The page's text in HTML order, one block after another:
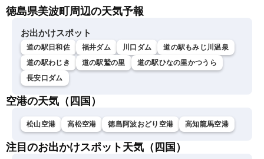
ュースLiVEコーヒータイ
徳島県美波町周辺の天気予報
お出かけスポット
道の駅日和佐 福井ダム 川口ダム
道の駅もみじ川温泉
道の駅わじき
道の駅鷲の里
道の駅ひなの里かつうら
長安口ダム
空港の天気（四国）
松山空港 高松空港 徳島阿波おどり空港 高知龍馬空港
注目のお出かけスポット天気（四国）